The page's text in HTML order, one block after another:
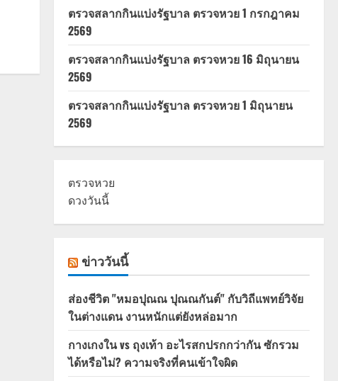
ตรวจสลากกินแบ่งรัฐบาล ตรวจหวย 1 กรกฎาคม
2569
ตรวจสลากกินแบ่งรัฐบาล ตรวจหวย 16 มิถุนายน
2569
ตรวจสลากกินแบ่งรัฐบาล ตรวจหวย 1 มิถุนายน
2569
ตรวจหวย
ดวงวันนี้
ข่าววันนี้
ส่องชีวิต "หมอปุณณ ปุณณกันต์" กับวิถีแพทย์วิจัย
ในต่างแดน งานหนักแต่ยังหล่อมาก
กางเกงใน vs ถุงเท้า อะไรสกปรกกว่ากัน ซักรวม
ได้หรือไม่? ความจริงที่คนเข้าใจผิด